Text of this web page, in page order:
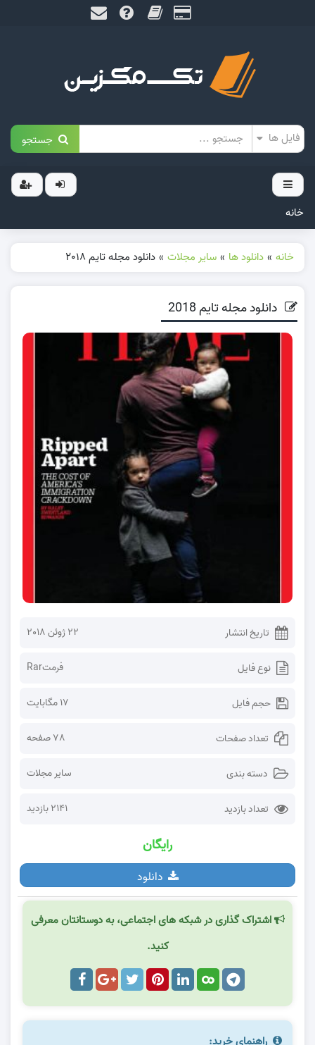
جستجو
خانه
خانه » دانلود ها » سایر مجلات » دانلود مجله تایم 2018
دانلود مجله تایم 2018
تاریخ انتشار 22 ژوئن 2018
نوع فایل فرمتRar
حجم فایل 17 مگابایت
تعداد صفحات 78 صفحه
دسته بندی سایر مجلات
تعداد بازدید 2141 بازدید
رایگان
دانلود
اشتراک گذاری در شبکه های اجتماعی، به دوستانتان معرفی
کنید.
راهنمای خرید: